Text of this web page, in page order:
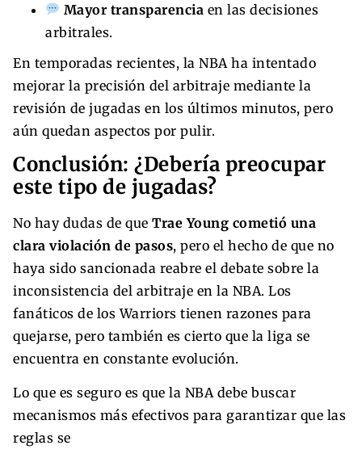
Mayor transparencia en las decisiones
arbitrales.
En temporadas recientes, la NBA ha intentado
mejorar la precisión del arbitraje mediante la
revisión de jugadas en los últimos minutos, pero
aún quedan aspectos por pulir.
Conclusión: ¿Debería preocupar
este tipo de jugadas?
No hay dudas de que Trae Young cometió una
clara violación de pasos, pero el hecho de que no
haya sido sancionada reabre el debate sobre la
inconsistencia del arbitraje en la NBA. Los
fanáticos de los Warriors tienen razones para
quejarse, pero también es cierto que la liga se
encuentra en constante evolución.
Lo que es seguro es que la NBA debe buscar
mecanismos más efectivos para garantizar que las
reglas se